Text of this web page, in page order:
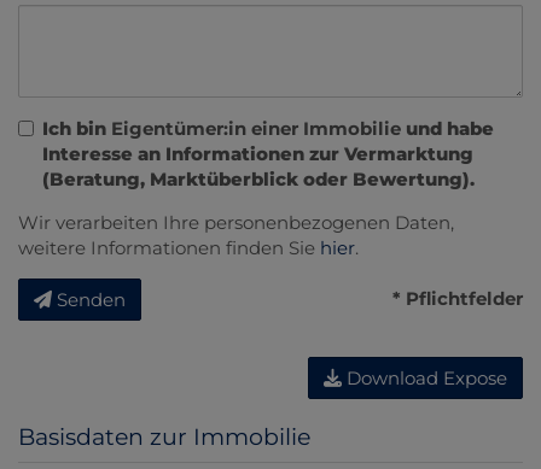
Ich bin Eigentümer:in einer Immobilie und habe
Interesse an Informationen zur Vermarktung
(Beratung, Marktüberblick oder Bewertung).
Wir verarbeiten Ihre personenbezogenen Daten,
weitere Informationen finden Sie hier.
Senden * Pflichtfelder
Download Expose
Basisdaten zur Immobilie